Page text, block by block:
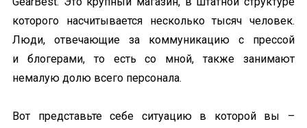
которого насчитывается несколько тысяч человек.
Люди, отвечающие за коммуникацию с прессой
и блогерами, то есть со мной, также занимают
немалую долю всего персонала.
Вот представьте себе ситуацию в которой вы –